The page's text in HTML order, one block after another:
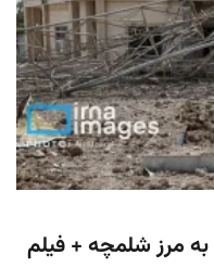
مرز شلمچه + فیلم